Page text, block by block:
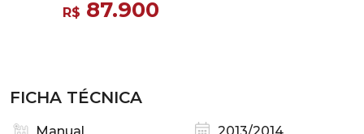
R$ 87.900
FICHA TÉCNICA